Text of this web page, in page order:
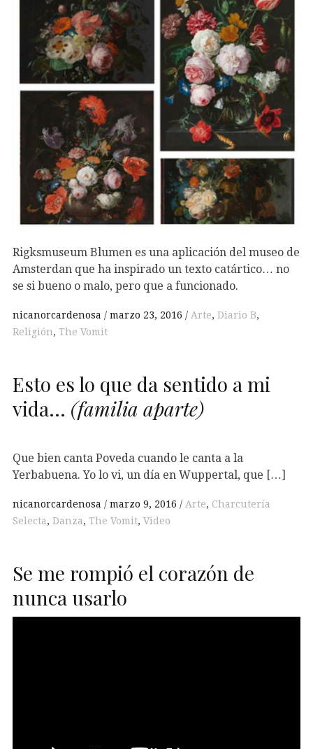
Rigksmuseum Blumen es una aplicación del museo de
Amsterdan que ha inspirado un texto catártico… no
se si bueno o malo, pero que a funcionado.
nicanorcardenosa marzo 23, 2016 Arte, Diario B,
Religión, The Vomit
Esto es lo que da sentido a mi
vida… (familia aparte)
Que bien canta Poveda cuando le canta a la
Yerbabuena. Yo lo vi, un día en Wuppertal, que […]
nicanorcardenosa marzo 9, 2016 Arte, Charcutería
Selecta, Danza, The Vomit, Video
Se me rompió el corazón de
nunca usarlo